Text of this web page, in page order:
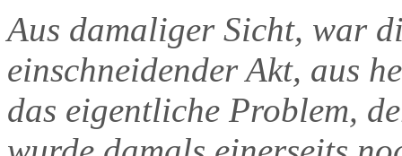
Aus damaliger Sicht, war
einschneidender Akt, aus
das eigentliche Problem,